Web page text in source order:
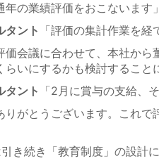
年の業績評価をおこないます」
タント 「評価の集計作業を経
価会議に合わせて、本社か
らいにするかも検討すること
タント 「2月に賞与の支給、
りがとうございます。これ
き続き「教育制度」の設計に